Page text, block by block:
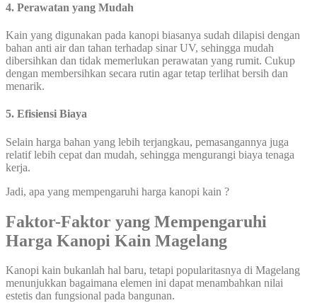
4. Perawatan yang Mudah
Kain yang digunakan pada kanopi biasanya sudah dilapisi dengan
bahan anti air dan tahan terhadap sinar UV, sehingga mudah
dibersihkan dan tidak memerlukan perawatan yang rumit. Cukup
dengan membersihkan secara rutin agar tetap terlihat bersih dan
menarik.
5. Efisiensi Biaya
Selain harga bahan yang lebih terjangkau, pemasangannya juga
relatif lebih cepat dan mudah, sehingga mengurangi biaya tenaga
kerja.
Jadi, apa yang mempengaruhi harga kanopi kain ?
Faktor-Faktor yang Mempengaruhi
Harga Kanopi Kain Magelang
Kanopi kain bukanlah hal baru, tetapi popularitasnya di Magelang
menunjukkan bagaimana elemen ini dapat menambahkan nilai
estetis dan fungsional pada bangunan.